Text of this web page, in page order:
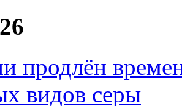
продлён
видов серы